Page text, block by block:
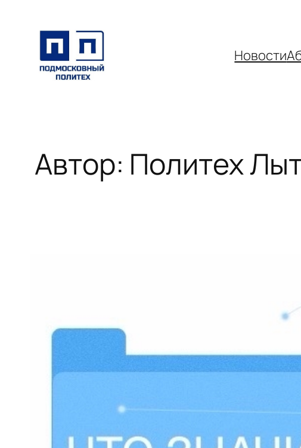
содержимому
Новости
Автор: Политех